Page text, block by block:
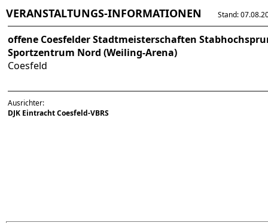
VERANSTALTUNGS-INFORMATIONEN Stand:
offene Coesfelder Stadtmeisterschaften
Sportzentrum Nord (Weiling-Arena)
Coesfeld
Ausrichter:
DJK Eintracht Coesfeld-VBRS